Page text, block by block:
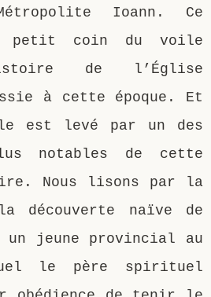
Ioann. Ce
petit coin du voile
de l’Église
à cette époque. Et
est levé par un des
notables de cette
Nous lisons par la
la découverte naïve de
jeune provincial au
le père spirituel